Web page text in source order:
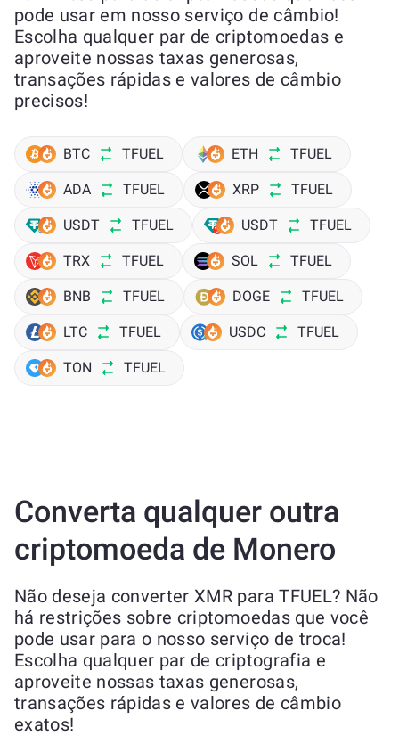
pode usar em nosso serviço de câmbio!
Escolha qualquer par de criptomoedas e
aproveite nossas taxas generosas,
transações rápidas e valores de câmbio
precisos!
BTC TFUEL ETH TFUEL
ADA TFUEL XRP TFUEL
USDT TFUEL USDT TFUEL
TRX TFUEL SOL TFUEL
BNB TFUEL DOGE TFUEL
LTC TFUEL USDC TFUEL
TON TFUEL
Converta qualquer outra
criptomoeda de Monero
Não deseja converter XMR para TFUEL? Não
há restrições sobre criptomoedas que você
pode usar para o nosso serviço de troca!
Escolha qualquer par de criptografia e
aproveite nossas taxas generosas,
transações rápidas e valores de câmbio
exatos!